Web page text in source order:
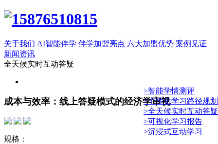
关于我们 AI智能伴学 伴学加盟亮点 六大加盟优势 案例见证
新闻资讯
全天候实时互动答疑
>智能学情测评
>个性化学习路径规划
>全天候实时互动答疑
>可视化学习报告
>沉浸式互动学习
成本与效率：线上答疑模式的经济学审视
规格：